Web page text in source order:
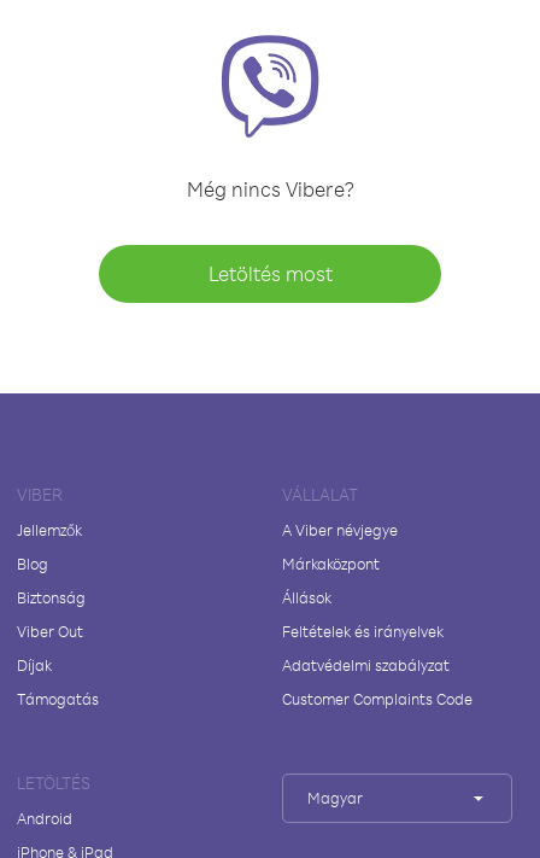
Még nincs Vibere?
Letöltés most
VIBER
Jellemzők
Blog
Biztonság
Viber Out
Díjak
Támogatás
VÁLLALAT
A Viber névjegye
Márkaközpont
Állások
Feltételek és irányelvek
Adatvédelmi szabályzat
Customer Complaints Code
LETÖLTÉS
Android
iPhone & iPad
Magyar